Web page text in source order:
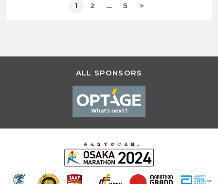
1 2 … 5 >
ALL SPONSORS